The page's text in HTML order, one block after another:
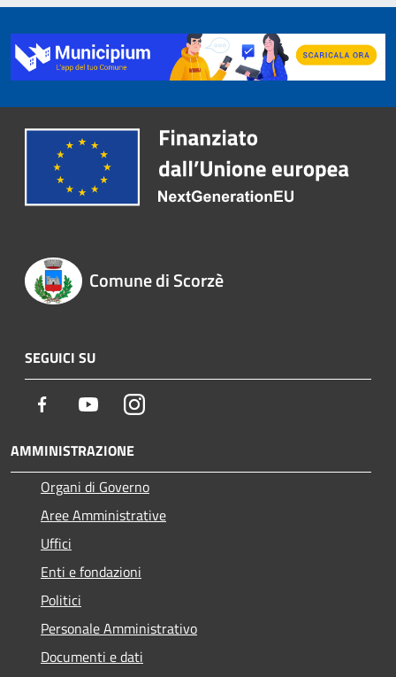
Comune di Scorzè
SEGUICI SU
Facebook YoutubeInstagram
AMMINISTRAZIONE
Organi di Governo
Aree Amministrative
Uffici
Enti e fondazioni
Politici
Personale Amministrativo
Documenti e dati